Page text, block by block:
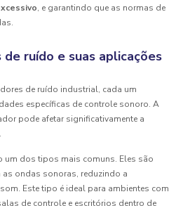
, e garantindo que as normas de
ruído e suas aplicações
de ruído industrial, cada um
específicas de controle sonoro. A
pode afetar significativamente a
um dos tipos mais comuns. Eles são
ondas sonoras, reduzindo a
Este tipo é ideal para ambientes com
de controle e escritórios dentro de